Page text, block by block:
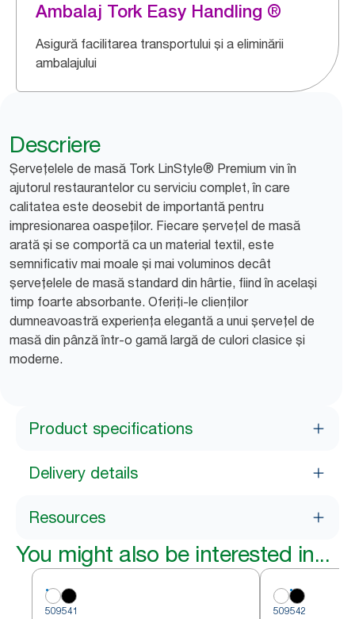
Ambalaj Tork Easy Handling ®
Asigură facilitarea transportului și a eliminării
ambalajului
Descriere
Șervețelele de masă Tork LinStyle® Premium vin în
ajutorul restaurantelor cu serviciu complet, în care
calitatea este deosebit de importantă pentru
impresionarea oaspeților. Fiecare șervețel de masă
arată și se comportă ca un material textil, este
semnificativ mai moale și mai voluminos decât
șervețelele de masă standard din hârtie, fiind în același
timp foarte absorbante. Oferiți-le clienților
dumneavoastră experiența elegantă a unui șervețel de
masă din pânză într-o gamă largă de culori clasice și
moderne.
Product specifications
Delivery details
Resources
You might also be interested in...
509541 509542